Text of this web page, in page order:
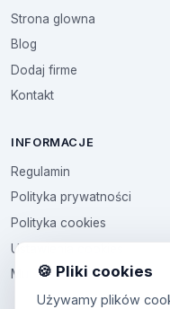
Strona glowna
Blog
Dodaj firme
Kontakt
INFORMACJE
Regulamin
Polityka prywatności
Polityka cookies
Ustawienia cookies
Multikod🍪 Pliki cookies
Używamy plików